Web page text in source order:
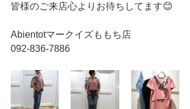
皆様のご来店心よりお待ちしてます😊
Abientotマークイズももち店
092-836-7886